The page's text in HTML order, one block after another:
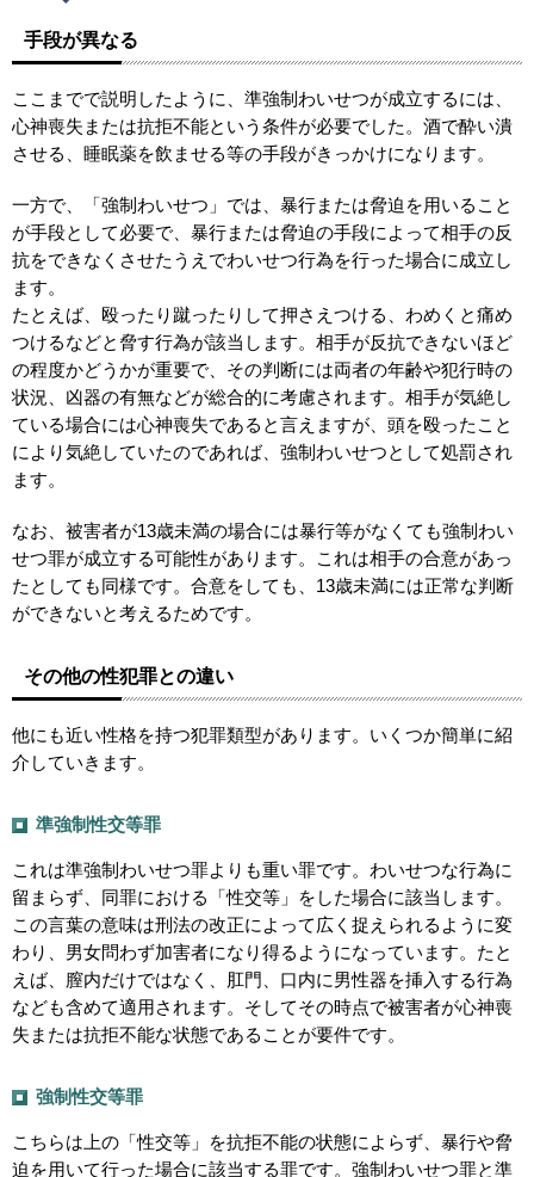
手段が異なる
ここまでで説明したように、準強制わいせつが成立するには、
心神喪失または抗拒不能という条件が必要でした。酒で酔い潰
させる、睡眠薬を飲ませる等の手段がきっかけになります。
一方で、「強制わいせつ」では、暴行または脅迫を用いること
が手段として必要で、暴行または脅迫の手段によって相手の反
抗をできなくさせたうえでわいせつ行為を行った場合に成立し
ます。
たとえば、殴ったり蹴ったりして押さえつける、わめくと痛め
つけるなどと脅す行為が該当します。相手が反抗できないほど
の程度かどうかが重要で、その判断には両者の年齢や犯行時の
状況、凶器の有無などが総合的に考慮されます。相手が気絶し
ている場合には心神喪失であると言えますが、頭を殴ったこと
により気絶していたのであれば、強制わいせつとして処罰され
ます。
なお、被害者が13歳未満の場合には暴行等がなくても強制わい
せつ罪が成立する可能性があります。これは相手の合意があっ
たとしても同様です。合意をしても、13歳未満には正常な判断
ができないと考えるためです。
その他の性犯罪との違い
他にも近い性格を持つ犯罪類型があります。いくつか簡単に紹
介していきます。
準強制性交等罪
これは準強制わいせつ罪よりも重い罪です。わいせつな行為に
留まらず、同罪における「性交等」をした場合に該当します。
この言葉の意味は刑法の改正によって広く捉えられるように変
わり、男女問わず加害者になり得るようになっています。たと
えば、膣内だけではなく、肛門、口内に男性器を挿入する行為
なども含めて適用されます。そしてその時点で被害者が心神喪
失または抗拒不能な状態であることが要件です。
強制性交等罪
こちらは上の「性交等」を抗拒不能の状態によらず、暴行や脅
迫を用いて行った場合に該当する罪です。強制わいせつ罪と準